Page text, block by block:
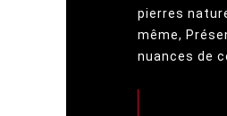
pierres
même,
nuances de